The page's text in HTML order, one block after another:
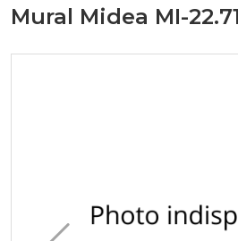
Mural Midea MI-